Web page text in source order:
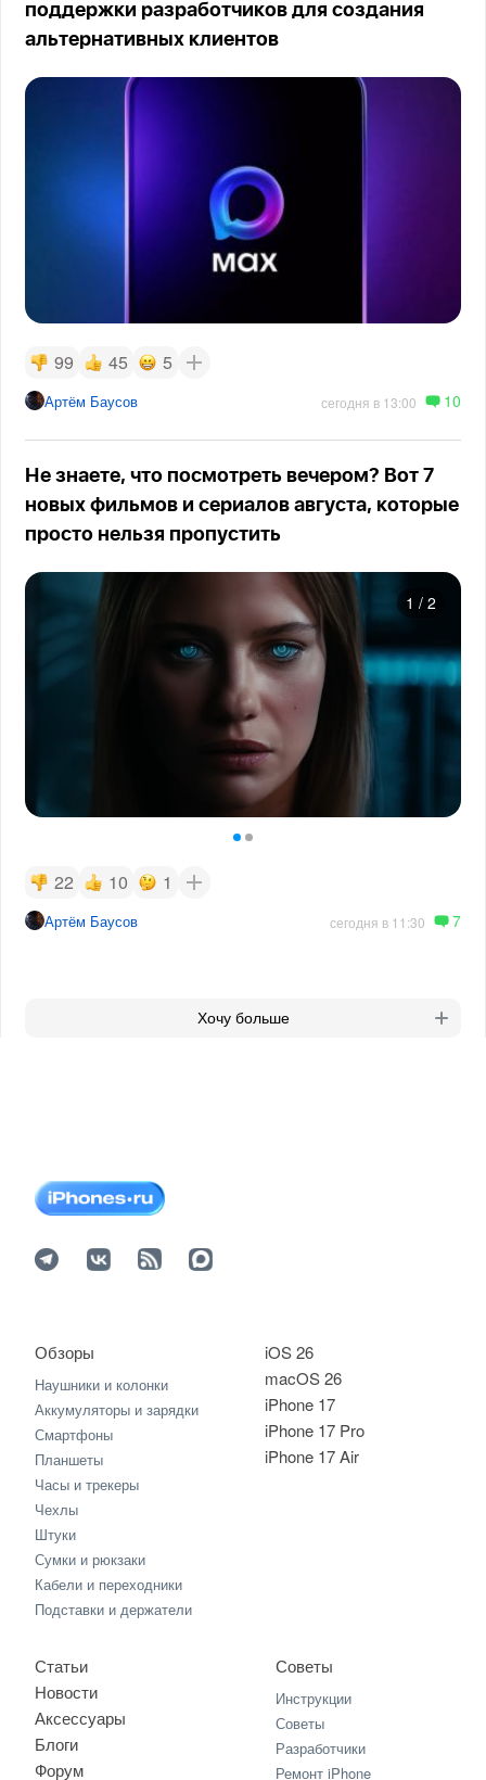
поддержки разработчиков для создания
альтернативных клиентов
99 45 5
Артём Баусов сегодня в 13:00 10
Не знаете, что посмотреть вечером? Вот 7
новых фильмов и сериалов августа, которые
просто нельзя пропустить
1 / 2
22 10 1
Артём Баусов сегодня в 11:30 7
Хочу больше
iOS 26
macOS 26
iPhone 17
iPhone 17 Pro
iPhone 17 Air
Обзоры
Наушники и колонки
Аккумуляторы и зарядки
Смартфоны
Планшеты
Часы и трекеры
Чехлы
Штуки
Сумки и рюкзаки
Кабели и переходники
Подставки и держатели
Статьи
Новости
Аксессуары
Блоги
Форум
Советы
Инструкции
Советы
Разработчики
Ремонт iPhone